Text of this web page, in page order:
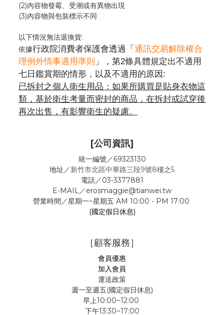
(2)內容物發霉、 受潮或有異物出現
(3)內容物與包裝標示不同
以下情況無法退換貨:
依據行政院消費者保護會透過「 通訊交易解除權合
理例外情事適用準則 」，第2條具體規定出不適用
七日鑑賞期的情形，以及不適用的原因:
已拆封之個人衛生用品：如果所購買是貼身衣物這
類，基於衛生考量而密封的商品，在拆封或試穿後
再次出售，有影響衛生的疑慮。
[公司資訊]
統一編號／69323130
地址／新竹市北區中華路三段9號8樓之5
電話／03-3377881
E-MAIL／erosmaggie@tianwei.tw
營業時間／星期一~星期五 AM 10:00 - PM 17:00
(國定假日休息)
［顧客服務］
會員優惠
加入會員
運送政策
週一至週五(國定假日休息)
早上10:00~12:00
下午13:30~17:00